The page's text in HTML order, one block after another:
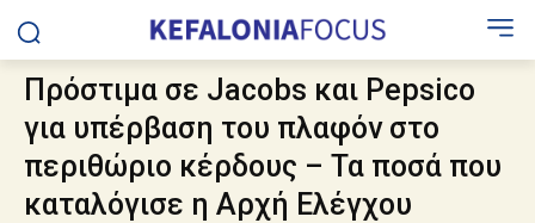
Πρόστιμα σε Jacobs και Pepsico
για υπέρβαση του πλαφόν στο
περιθώριο κέρδους – Τα ποσά που
καταλόγισε η Αρχή Ελέγχου